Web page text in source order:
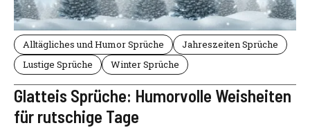
Alltägliches und Humor Sprüche
Jahreszeiten Sprüche
Lustige Sprüche
Winter Sprüche
Glatteis Sprüche: Humorvolle Weisheiten
für rutschige Tage